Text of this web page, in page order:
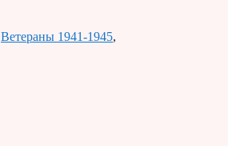
Ветераны 1941-1945,